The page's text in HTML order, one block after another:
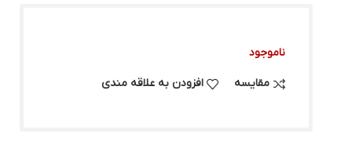
ناموجود
مقایسه افزودن به علاقه مندی